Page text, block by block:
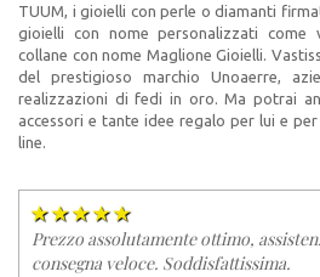
TUUM, i gioielli con perle o diamanti
gioielli con nome personalizzati come
collane con nome Maglione Gioielli.
del prestigioso marchio Unoaerre,
realizzazioni di fedi in oro. Ma potrai
accessori e tante idee regalo per lui e
line.
Prezzo assolutamente ottimo,
consegna veloce. Soddisfattissima.